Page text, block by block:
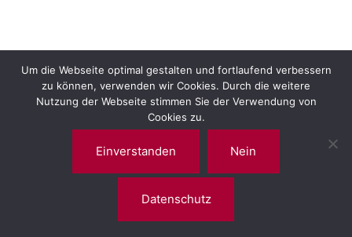
Um die Webseite optimal gestalten und fortlaufend verbessern
zu können, verwenden wir Cookies. Durch die weitere
Nutzung der Webseite stimmen Sie der Verwendung von
Cookies zu.
Einverstanden Nein
Datenschutz